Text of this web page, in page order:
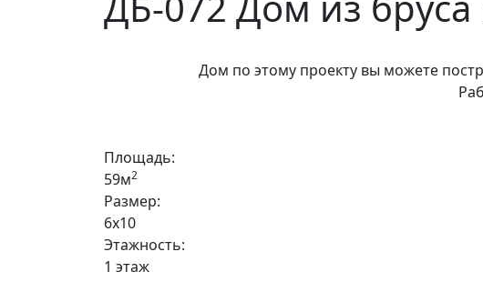
Дом по этому проекту вы можете
Площадь:
59м2
Размер:
6х10
Этажность:
1 этаж